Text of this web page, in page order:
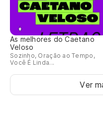
As melhores do Caetano
Veloso
Sozinho, Oração ao Tempo,
Você É Linda...
Ver